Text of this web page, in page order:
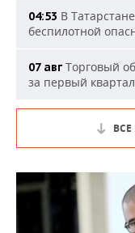
04:53 В
беспилотной
07 авг Торговый
за первый